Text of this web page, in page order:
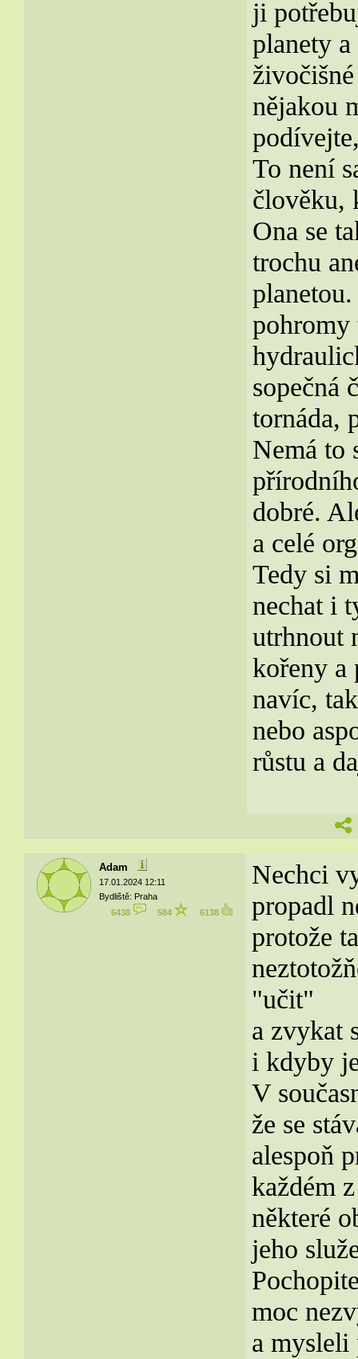
ji
planety
nějakou
To není
člověku,
Ona se
trochu
pohromy
sopečná
tornáda,
Nemá to
dobré.
a celé
Tedy si
nechat i
utrhnout
kořeny a
navíc,
nebo
růstu a
Adam
17.01.2024 12:11
Bydliště: Praha
6438
584 6138
Nechci
propadl
protože
"učit"
a zvykat
i kdyby
V
že se
alespoň
každém
některé
jeho
moc
a mysleli